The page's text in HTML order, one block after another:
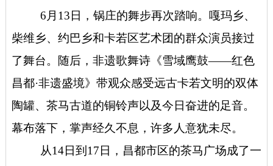
6月13日，锅庄的舞步再次踏响。嘎玛乡、
柴维乡、约巴乡和卡若区艺术团的群众演员接过
了舞台。随后，非遗歌舞诗《雪域鹰鼓——红色
昌都·非遗盛境》带观众感受远古卡若文明的双体
陶罐、茶马古道的铜铃声以及今日奋进的足音。
幕布落下，掌声经久不息，许多人意犹未尽。
从14日到17日，昌都市区的茶马广场成了一